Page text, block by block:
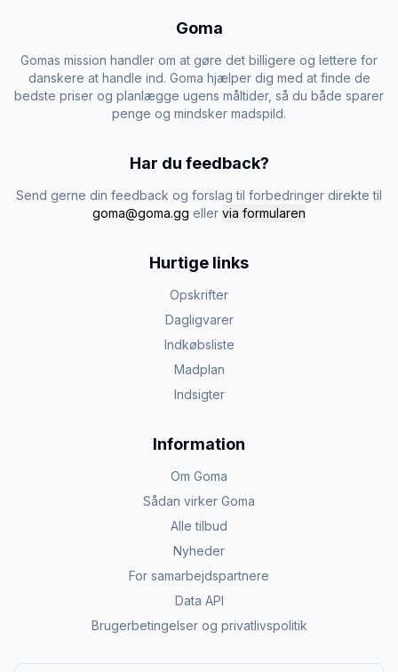
Goma
Gomas mission handler om at gøre det billigere og lettere for
danskere at handle ind. Goma hjælper dig med at finde de
bedste priser og planlægge ugens måltider, så du både sparer
penge og mindsker madspild.
Har du feedback?
Send gerne din feedback og forslag til forbedringer direkte til
goma@goma.gg eller via formularen
Hurtige links
Opskrifter
Dagligvarer
Indkøbsliste
Madplan
Indsigter
Information
Om Goma
Sådan virker Goma
Alle tilbud
Nyheder
For samarbejdspartnere
Data API
Brugerbetingelser og privatlivspolitik